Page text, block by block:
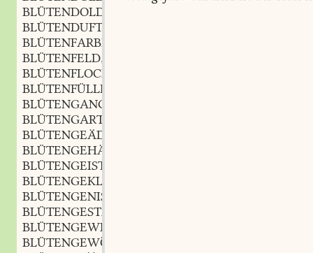
BLÜTENDOLDIG
BLÜTENDUFT
BLÜTENFARBE
BLÜTENFELD,
BLÜTENFLOCKE
BLÜTENFÜLLE
BLÜTENGANG
BLÜTENGARTEN
BLÜTENGEÄDER
BLÜTENGEHÄNGE
BLÜTENGEIST
BLÜTENGEKLÜFT
BLÜTENGENISTE
BLÜTENGESTALT
BLÜTENGEWIMMEL
BLÜTENGEWÖLK